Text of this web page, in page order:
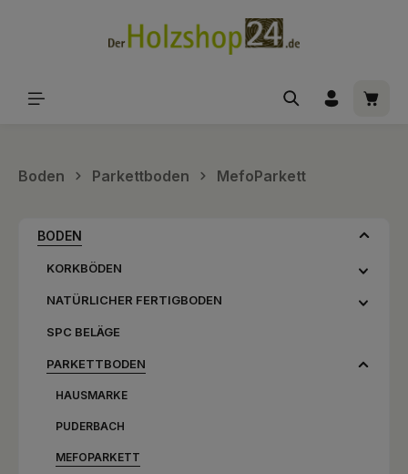
Boden Parkettboden MefoParkett
BODEN
KORKBÖDEN
NATÜRLICHER FERTIGBODEN
SPC BELÄGE
PARKETTBODEN
HAUSMARKE
PUDERBACH
MEFOPARKETT